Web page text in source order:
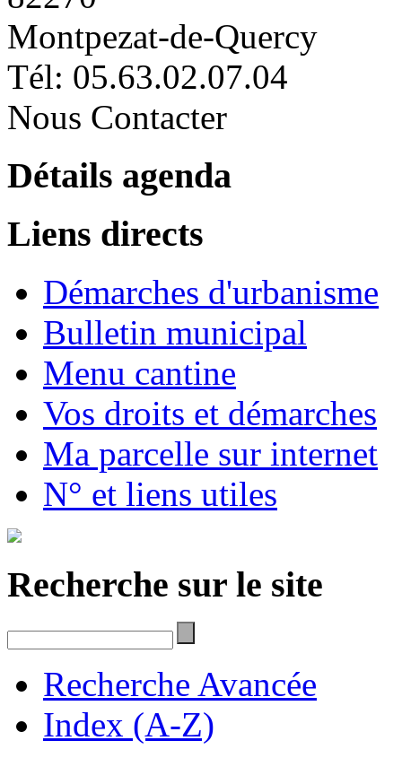
Montpezat-de-Quercy
Tél: 05.63.02.07.04
Nous Contacter
Détails agenda
Liens directs
Démarches d'urbanisme
Bulletin municipal
Menu cantine
Vos droits et démarches
Ma parcelle sur internet
N° et liens utiles
Recherche sur le site
Recherche Avancée
Index (A-Z)